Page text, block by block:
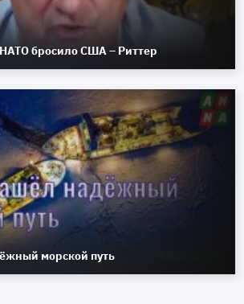
бросило США – Риттер
морской путь